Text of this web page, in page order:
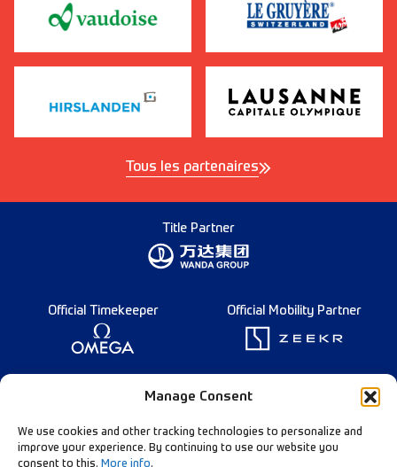
Manage Consent
We use cookies and other tracking technologies to personalize and
improve your experience. By continuing to use our website you
consent to this. More info.
Tous les partenaires
Title Partner
Official Timekeeper Official Mobility Partner
Founding Partner